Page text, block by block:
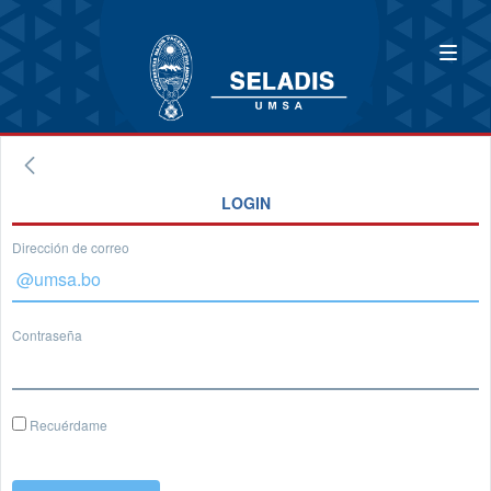
LOGIN
Dirección de correo
Contraseña
Recuérdame